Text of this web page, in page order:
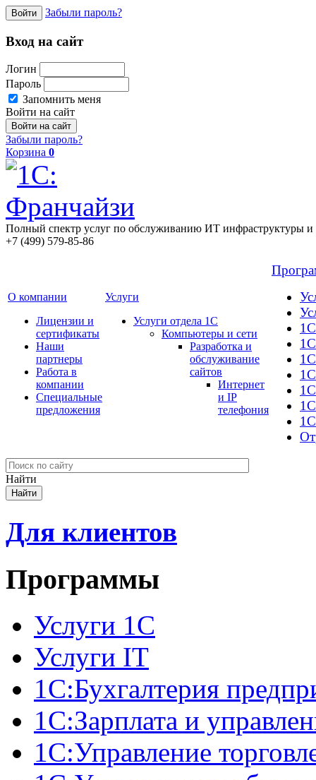
Войти Забыли пароль?
Вход на сайт
Логин
Пароль
Запомнить меня
Войти на сайт
Забыли пароль?
Корзина 0
Полный спектр услуг по обслуживанию ИТ инфраструктуры
+7 (499) 579-85-86
О компании
Лицензии и
сертификаты
Наши
партнеры
Работа в
компании
Специальные
предложения
Услуги
Услуги отдела 1С
Компьютеры и сети
Разработка и
обслуживание
сайтов
Интернет
и IP
телефония
Найти
Для клиентов
Программы
Услуги 1С
Услуги IT
1С:Бухгалтерия
1С:Зарплата и
1С:Управление